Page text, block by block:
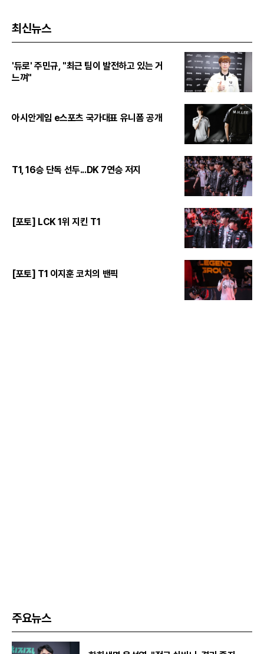
최신뉴스
'듀로' 주민규, "최근 팀이 발전하고 있는 거
느껴"
아시안게임 e스포츠 국가대표 유니폼 공개
T1, 16승 단독 선두...DK 7연승 저지
[포토] LCK 1위 지킨 T1
[포토] T1 이지훈 코치의 밴픽
주요뉴스